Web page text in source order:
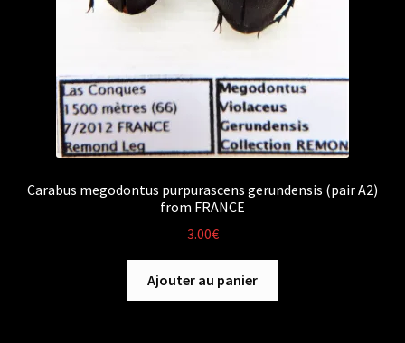
Carabus megodontus purpurascens gerundensis (pair A2)
from FRANCE
3.00€
Ajouter au panier